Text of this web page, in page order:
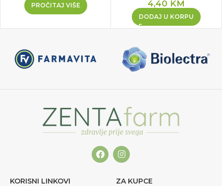
PROČITAJ VIŠE 4,40 KM
DODAJ U KORPU
KORISNI LINKOVI
ZA KUPCE